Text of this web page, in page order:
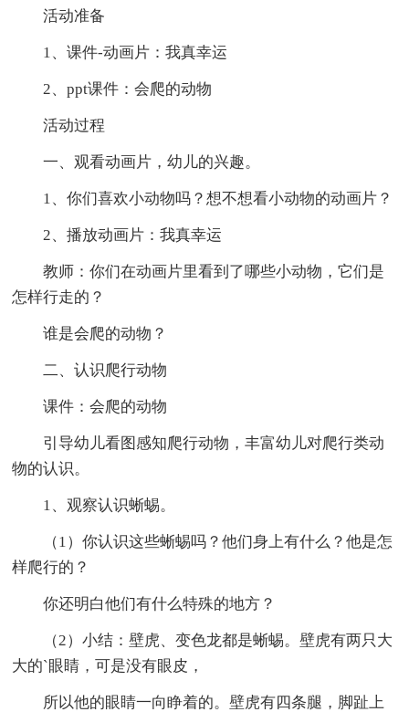
活动准备
1、课件-动画片：我真幸运
2、ppt课件：会爬的动物
活动过程
一、观看动画片，幼儿的兴趣。
1、你们喜欢小动物吗？想不想看小动物的动画片？
2、播放动画片：我真幸运
教师：你们在动画片里看到了哪些小动物，它们是
怎样行走的？
谁是会爬的动物？
二、认识爬行动物
课件：会爬的动物
引导幼儿看图感知爬行动物，丰富幼儿对爬行类动
物的认识。
1、观察认识蜥蜴。
（1）你认识这些蜥蜴吗？他们身上有什么？他是怎
样爬行的？
你还明白他们有什么特殊的地方？
（2）小结：壁虎、变色龙都是蜥蜴。壁虎有两只大
大的`眼睛，可是没有眼皮，
所以他的眼睛一向睁着的。壁虎有四条腿，脚趾上